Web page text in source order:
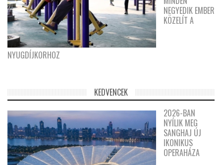
NEGYEDIK EMBER
KÖZELÍT A
NYUGDÍJKORHOZ
KEDVENCEK
2026-BAN
NYÍLIK MEG
SANGHAJ ÚJ
IKONIKUS
OPERAHÁZA